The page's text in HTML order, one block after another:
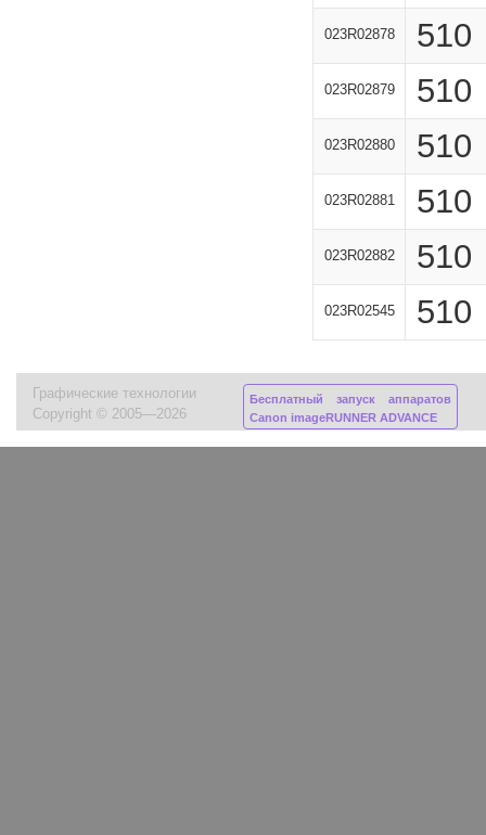
023R02878 510
023R02879 510
023R02880 510
023R02881 510
023R02882 510
023R02545 510
Графические технологии
Copyright © 2005—2026
Бесплатный запуск аппаратов
Canon imageRUNNER ADVANCE